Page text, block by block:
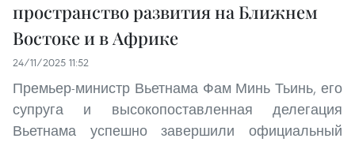
пространство развития на Ближнем
Востоке и в Африке
24/11/2025 11:52
Премьер-министр Вьетнама Фам Минь Тьинь, его
супруга и высокопоставленная делегация
Вьетнама успешно завершили официальный